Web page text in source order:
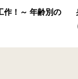
作！～ 年齢別の